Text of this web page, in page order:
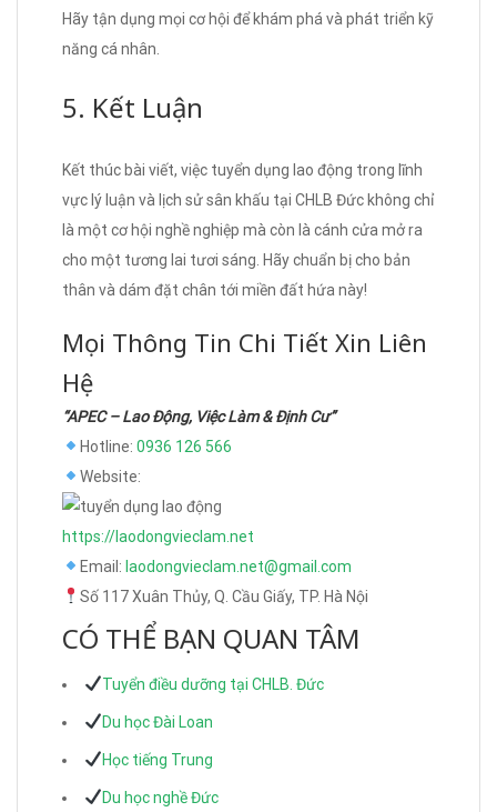
Hãy tận dụng mọi cơ hội để khám phá và phát triển kỹ
năng cá nhân.
5. Kết Luận
Kết thúc bài viết, việc tuyển dụng lao động trong lĩnh
vực lý luận và lịch sử sân khấu tại CHLB Đức không chỉ
là một cơ hội nghề nghiệp mà còn là cánh cửa mở ra
cho một tương lai tươi sáng. Hãy chuẩn bị cho bản
thân và dám đặt chân tới miền đất hứa này!
Mọi Thông Tin Chi Tiết Xin Liên
Hệ
“APEC – Lao Động, Việc Làm & Định Cư”
Hotline: 0936 126 566
Website:
https://laodongvieclam.net
Email: laodongvieclam.net@gmail.com
Số 117 Xuân Thủy, Q. Cầu Giấy, TP. Hà Nội
CÓ THỂ BẠN QUAN TÂM
Tuyển điều dưỡng tại CHLB. Đức
Du học Đài Loan
Học tiếng Trung
Du học nghề Đức